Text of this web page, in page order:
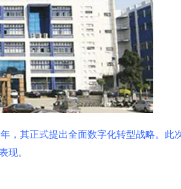
，其正式提出全面数字化转型战略。此
。